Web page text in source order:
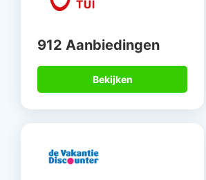
912 Aanbiedingen
Bekijken